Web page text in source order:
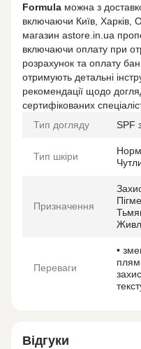
Formula можна з
включаючи Київ, Харків,
магазин astore.in.ua
включаючи оплату при
розрахунок та оплату
отримують детальні
рекомендації щодо
сертифікованих
Тип догляду
SPF
Тип шкіри
Призначення
Переваги
•
плям
Відгуки